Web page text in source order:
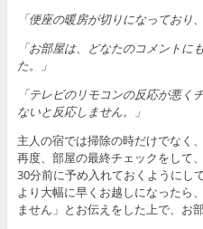
「便座の暖房が切りになっており
「お部屋は、どなたのコメント
た。」
「テレビのリモコンの反応が悪
ないと反応しません。」
主人の宿では掃除の時だけでなく
再度、部屋の最終チェックをして
30分前に予め入れておくようにし
より大幅に早くお越しになったら
ません」とお伝えをした上で、お